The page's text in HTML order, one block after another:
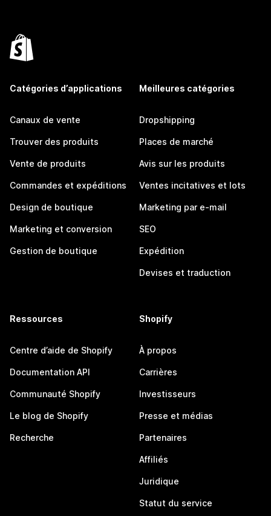
Catégories d’applications
Canaux de vente
Trouver des produits
Vente de produits
Commandes et expéditions
Design de boutique
Marketing et conversion
Gestion de boutique
Meilleures catégories
Dropshipping
Places de marché
Avis sur les produits
Ventes incitatives et lots
Marketing par e-mail
SEO
Expédition
Devises et traduction
Ressources
Centre d’aide de Shopify
Documentation API
Communauté Shopify
Le blog de Shopify
Recherche
Shopify
À propos
Carrières
Investisseurs
Presse et médias
Partenaires
Affiliés
Juridique
Statut du service